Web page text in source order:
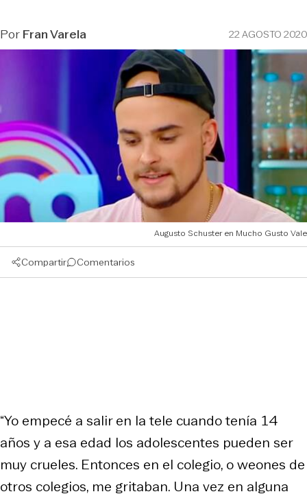
PorFran Varela 22 AGOSTO 2020
Augusto Schuster en Mucho Gusto Vale
Compartir Comentarios
“Yo empecé a salir en la tele cuando tenía 14
años y a esa edad los adolescentes pueden ser
muy crueles. Entonces en el colegio, o weones de
otros colegios, me gritaban. Una vez en alguna